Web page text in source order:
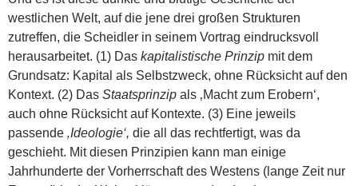
westlichen Welt, auf die jene drei großen Strukturen
zutreffen, die Scheidler in seinem Vortrag eindrucksvoll
herausarbeitet. (1) Das kapitalistische Prinzip mit dem
Grundsatz: Kapital als Selbstzweck, ohne Rücksicht auf den
Kontext. (2) Das Staatsprinzip als ‚Macht zum Erobern‘,
auch ohne Rücksicht auf Kontexte. (3) Eine jeweils
passende ‚Ideologie‘, die all das rechtfertigt, was da
geschieht. Mit diesen Prinzipien kann man einige
Jahrhunderte der Vorherrschaft des Westens (lange Zeit nur